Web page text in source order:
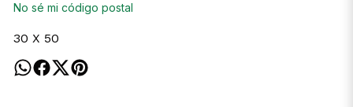
No sé mi código postal
30 X 50